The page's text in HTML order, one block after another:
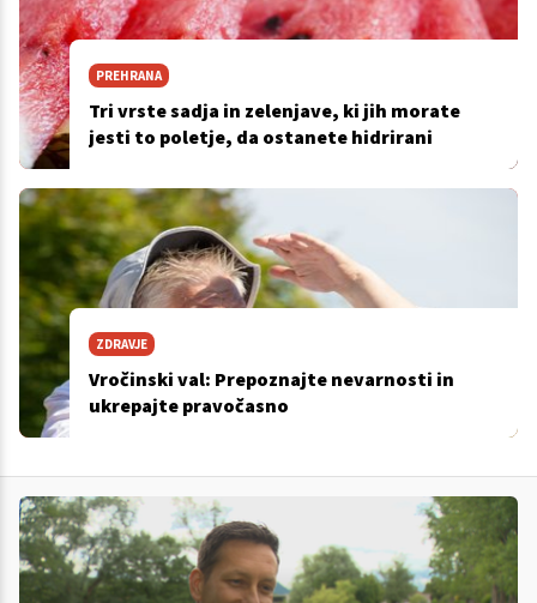
PREHRANA
Tri vrste sadja in zelenjave, ki jih morate
jesti to poletje, da ostanete hidrirani
ZDRAVJE
Vročinski val: Prepoznajte nevarnosti in
ukrepajte pravočasno